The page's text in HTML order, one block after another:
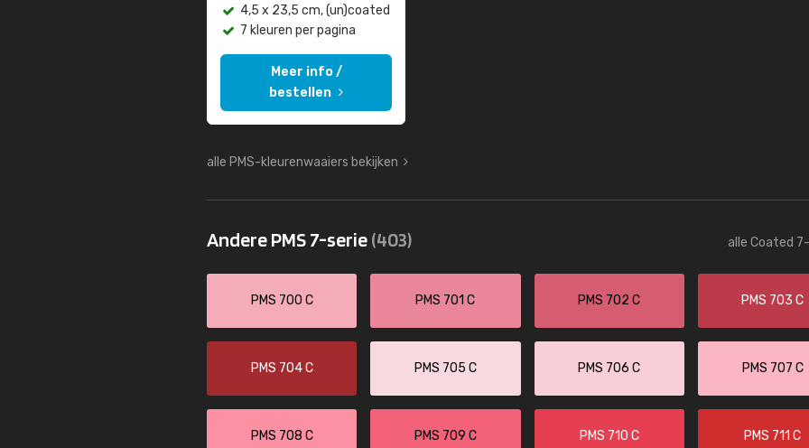
4,5 x 23,5 cm, (un)coated
7 kleuren per pagina
Meer info /
bestellen
alle PMS-kleurenwaaiers bekijken
Andere PMS 7-serie(403) alle Coated
PMS 700 C PMS 701 C PMS 702 C PMS 703 C
PMS 704 C PMS 705 C PMS 706 C PMS 707 C
PMS 708 C PMS 709 C PMS 710 C PMS 711 C